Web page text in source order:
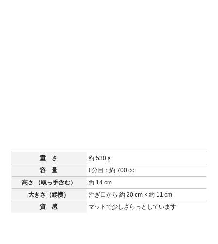
重 さ
約 530ｇ
容 量
8分目：約 700 cc
高さ （取っ手含む）
約 14 cm
大きさ（縦横）
注ぎ口から 約 20 cm × 約 11 cm
質 感
マットで少しざらっとしています